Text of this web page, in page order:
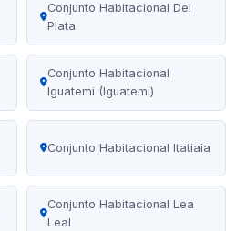
Conjunto Habitacional Del
Plata
Conjunto Habitacional
Iguatemi (Iguatemi)
Conjunto Habitacional Itatiaia
Conjunto Habitacional Lea
Leal